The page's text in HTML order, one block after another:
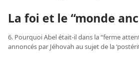
La foi et le “monde
6. Pourquoi Abel était-​il dans la “ferme
annoncés par Jéhovah au sujet de la